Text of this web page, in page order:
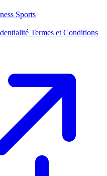
Sports
Termes et Conditions